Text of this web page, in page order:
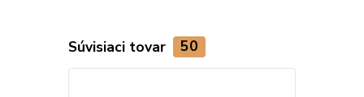
Súvisiaci tovar 50